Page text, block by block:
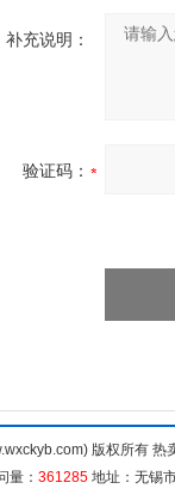
补充说明：
验证码：
版权所有
量： 361285 地址：无锡